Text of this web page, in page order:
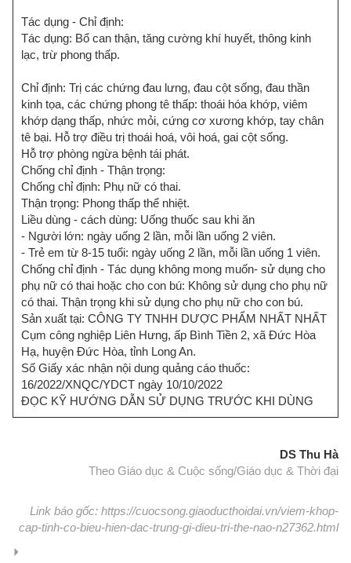
Tác dụng - Chỉ định:
Tác dụng: Bổ can thận, tăng cường khí huyết, thông kinh
lạc, trừ phong thấp.
Chỉ định: Trị các chứng đau lưng, đau cột sống, đau thần
kinh tọa, các chứng phong tê thấp: thoái hóa khớp, viêm
khớp dạng thấp, nhức mỏi, cứng cơ xương khớp, tay chân
tê bại. Hỗ trợ điều trị thoái hoá, vôi hoá, gai cột sống.
Hỗ trợ phòng ngừa bệnh tái phát.
Chống chỉ định - Thận trọng:
Chống chỉ định: Phụ nữ có thai.
Thận trọng: Phong thấp thể nhiệt.
Liều dùng - cách dùng: Uống thuốc sau khi ăn
- Người lớn: ngày uống 2 lần, mỗi lần uống 2 viên.
- Trẻ em từ 8-15 tuổi: ngày uống 2 lần, mỗi lần uống 1 viên.
Chống chỉ định - Tác dụng không mong muốn- sử dụng cho
phụ nữ có thai hoặc cho con bú: Không sử dụng cho phụ nữ
có thai. Thận trọng khi sử dụng cho phụ nữ cho con bú.
Sản xuất tại: CÔNG TY TNHH DƯỢC PHẨM NHẤT NHẤT
Cụm công nghiệp Liên Hưng, ấp Bình Tiền 2, xã Đức Hòa
Hạ, huyện Đức Hòa, tỉnh Long An.
Số Giấy xác nhận nội dung quảng cáo thuốc:
16/2022/XNQC/YDCT ngày 10/10/2022
ĐỌC KỸ HƯỚNG DẪN SỬ DỤNG TRƯỚC KHI DÙNG
DS Thu Hà
Theo Giáo dục & Cuộc sống/Giáo dục & Thời đại
Link báo gốc: https://cuocsong.giaoducthoidai.vn/viem-khop-
cap-tinh-co-bieu-hien-dac-trung-gi-dieu-tri-the-nao-n27362.html